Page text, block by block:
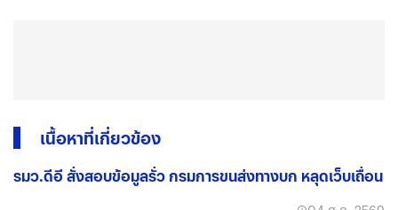
เนื้อหาที่เกี่ยวข้อง
รมว.ดีอี สั่งสอบข้อมูลรั่ว กรมการขนส่งทางบก หลุดเว็บเถื่อน